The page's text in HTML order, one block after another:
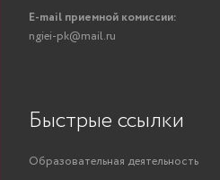
E-mail приемной комиссии:
ngiei-pk@mail.ru
Быстрые ссылки
Образовательная деятельность